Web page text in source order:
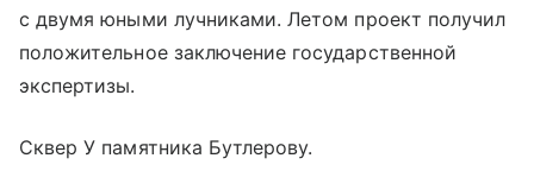
с двумя юными лучниками. Летом проект получил
положительное заключение государственной
экспертизы.
Сквер У памятника Бутлерову.